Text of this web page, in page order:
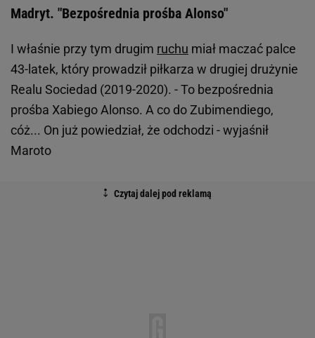
Madryt. "Bezpośrednia prośba Alonso"
I właśnie przy tym drugim ruchu miał maczać palce
43-latek, który prowadził piłkarza w drugiej drużynie
Realu Sociedad (2019-2020). - To bezpośrednia
prośba Xabiego Alonso. A co do Zubimendiego,
cóż... On już powiedział, że odchodzi - wyjaśnił
Maroto